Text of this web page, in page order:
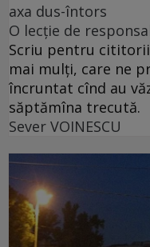
axa dus-întors
O lecție de
Scriu pentru
mai mulți, care ne
încruntat cînd au
săptămîna trecută.
Sever VOINESCU